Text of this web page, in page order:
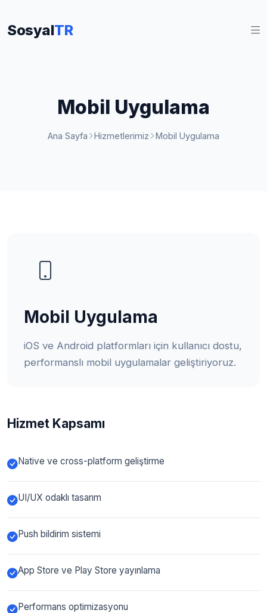
SosyalTR
Mobil Uygulama
Ana Sayfa Hizmetlerimiz Mobil Uygulama
Mobil Uygulama
iOS ve Android platformları için kullanıcı dostu,
performanslı mobil uygulamalar geliştiriyoruz.
Hizmet Kapsamı
Native ve cross-platform geliştirme
UI/UX odaklı tasarım
Push bildirim sistemi
App Store ve Play Store yayınlama
Performans optimizasyonu